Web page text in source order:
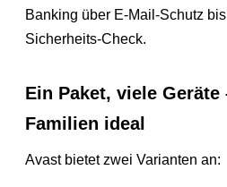
Banking über E-Mail-Schutz
Sicherheits-Check.
Ein Paket, viele Geräte
Familien ideal
Avast bietet zwei Varianten an: